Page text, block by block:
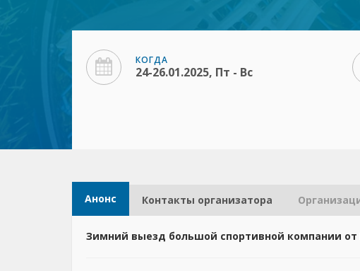
КОГДА
24-26.01.2025, Пт - Вс
Анонс Контакты организатора​
Зимний выезд большой спортивной компании